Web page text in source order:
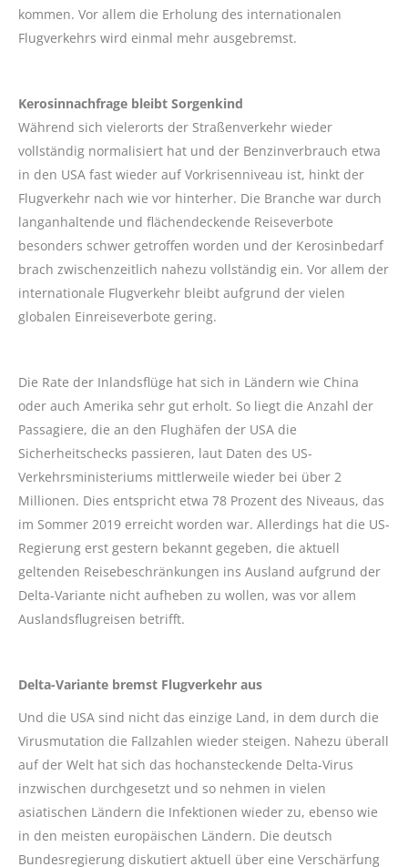
kommen. Vor allem die Erholung des internationalen
Flugverkehrs wird einmal mehr ausgebremst.
Kerosinnachfrage bleibt Sorgenkind
Während sich vielerorts der Straßenverkehr wieder
vollständig normalisiert hat und der Benzinverbrauch etwa
in den USA fast wieder auf Vorkrisenniveau ist, hinkt der
Flugverkehr nach wie vor hinterher. Die Branche war durch
langanhaltende und flächendeckende Reiseverbote
besonders schwer getroffen worden und der Kerosinbedarf
brach zwischenzeitlich nahezu vollständig ein. Vor allem der
internationale Flugverkehr bleibt aufgrund der vielen
globalen Einreiseverbote gering.
Die Rate der Inlandsflüge hat sich in Ländern wie China
oder auch Amerika sehr gut erholt. So liegt die Anzahl der
Passagiere, die an den Flughäfen der USA die
Sicherheitschecks passieren, laut Daten des US-
Verkehrsministeriums mittlerweile wieder bei über 2
Millionen. Dies entspricht etwa 78 Prozent des Niveaus, das
im Sommer 2019 erreicht worden war. Allerdings hat die US-
Regierung erst gestern bekannt gegeben, die aktuell
geltenden Reisebeschränkungen ins Ausland aufgrund der
Delta-Variante nicht aufheben zu wollen, was vor allem
Auslandsflugreisen betrifft.
Delta-Variante bremst Flugverkehr aus
Und die USA sind nicht das einzige Land, in dem durch die
Virusmutation die Fallzahlen wieder steigen. Nahezu überall
auf der Welt hat sich das hochansteckende Delta-Virus
inzwischen durchgesetzt und so nehmen in vielen
asiatischen Ländern die Infektionen wieder zu, ebenso wie
in den meisten europäischen Ländern. Die deutsch
Bundesregierung diskutiert aktuell über eine Verschärfung